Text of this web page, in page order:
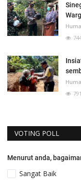
VOTING POLL
Menurut anda,
Sangat Baik